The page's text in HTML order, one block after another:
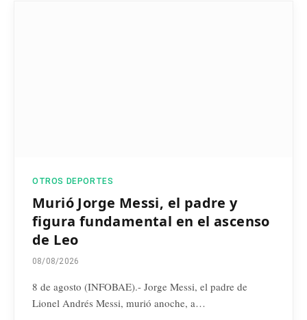
OTROS DEPORTES
Murió Jorge Messi, el padre y
figura fundamental en el ascenso
de Leo
08/08/2026
8 de agosto (INFOBAE).- Jorge Messi, el padre de
Lionel Andrés Messi, murió anoche, a…